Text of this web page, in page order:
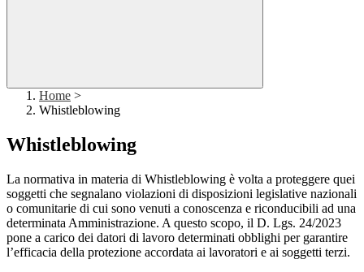
Home >
Whistleblowing
Whistleblowing
La normativa in materia di Whistleblowing è volta a proteggere quei
soggetti che segnalano violazioni di disposizioni legislative nazionali
o comunitarie di cui sono venuti a conoscenza e riconducibili ad una
determinata Amministrazione. A questo scopo, il D. Lgs. 24/2023
pone a carico dei datori di lavoro determinati obblighi per garantire
l’efficacia della protezione accordata ai lavoratori e ai soggetti terzi.